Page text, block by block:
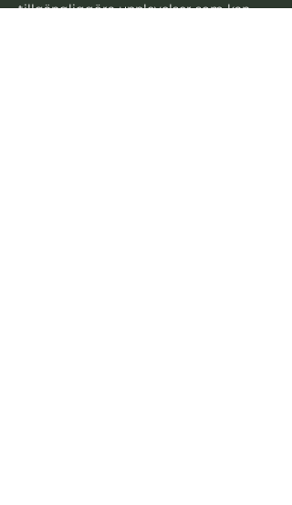
tillgängliggöra upplevelser som kan